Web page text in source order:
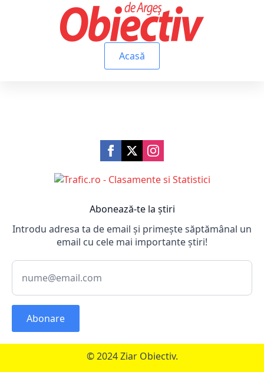
Acasă
Abonează-te la știri
Introdu adresa ta de email și primește săptămânal un
email cu cele mai importante știri!
Abonare
© 2024 Ziar Obiectiv.